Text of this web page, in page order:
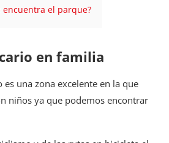
encuentra el parque?
en familia
es una zona excelente en la que
niños ya que podemos encontrar